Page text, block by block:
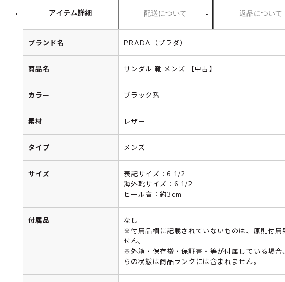
アイテム詳細 配送について 返品について
ブランド名 PRADA（プラダ）
商品名 サンダル 靴 メンズ 【中古】
カラー ブラック系
素材 レザー
タイプ メンズ
サイズ
表記サイズ：6 1/2
海外靴サイズ：6 1/2
ヒール高：約3cm
付属品
なし
※付属品欄に記載されていないものは、原則付属
せん。
※外箱・保存袋・保証書・等が付属している場合
らの状態は商品ランクには含まれません。